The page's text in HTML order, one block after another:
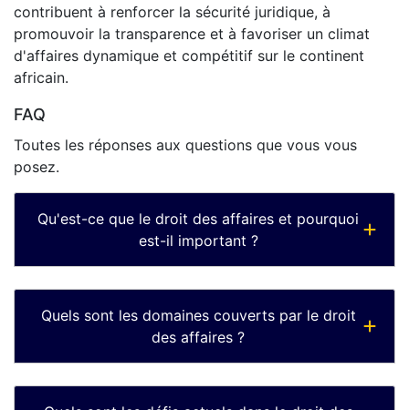
contribuent à renforcer la sécurité juridique, à
promouvoir la transparence et à favoriser un climat
d'affaires dynamique et compétitif sur le continent
africain.
FAQ
Toutes les réponses aux questions que vous vous
posez.
Qu'est-ce que le droit des affaires et pourquoi
est-il important ?
Quels sont les domaines couverts par le droit
des affaires ?